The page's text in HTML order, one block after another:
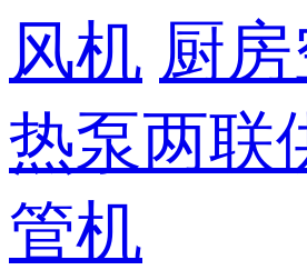
风机 厨房
热泵两联
管机